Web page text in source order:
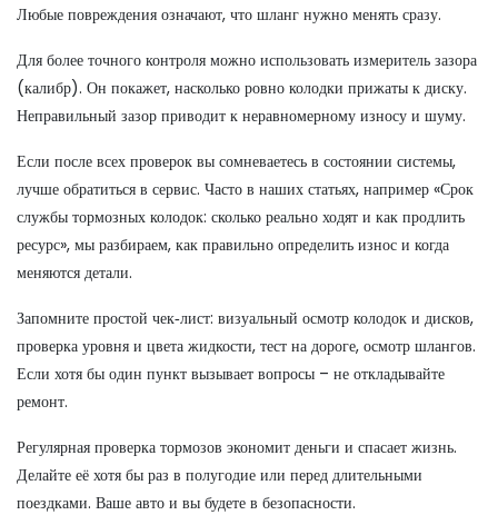
Любые повреждения означают, что шланг нужно менять сразу.
Для более точного контроля можно использовать измеритель зазора
(калибр). Он покажет, насколько ровно колодки прижаты к диску.
Неправильный зазор приводит к неравномерному износу и шуму.
Если после всех проверок вы сомневаетесь в состоянии системы,
лучше обратиться в сервис. Часто в наших статьях, например «Срок
службы тормозных колодок: сколько реально ходят и как продлить
ресурс», мы разбираем, как правильно определить износ и когда
меняются детали.
Запомните простой чек‑лист: визуальный осмотр колодок и дисков,
проверка уровня и цвета жидкости, тест на дороге, осмотр шлангов.
Если хотя бы один пункт вызывает вопросы – не откладывайте
ремонт.
Регулярная проверка тормозов экономит деньги и спасает жизнь.
Делайте её хотя бы раз в полугодие или перед длительными
поездками. Ваше авто и вы будете в безопасности.